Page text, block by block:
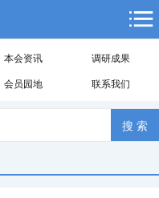
本会资讯 调研成果
会员园地 联系我们